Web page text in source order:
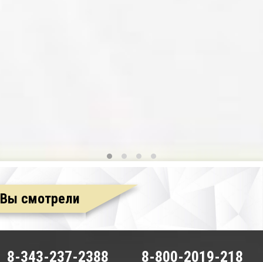
Вы смотрели
8-343-237-2388 8-800-2019-218